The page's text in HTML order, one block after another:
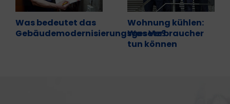
Was bedeutet das
Gebäudemodernisierungsgesetz?
Wohnung kühlen:
Was Verbraucher
tun können